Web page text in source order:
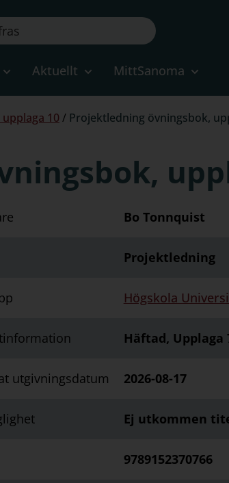
Aktuellt MittSanoma
10 / Projektledning övningsbok,
Bo Tonnquist
Projektledning
Högskola
Häftad, Upplaga
utgivningsdatum 2026-08-17
Ej utkommen
9789152370766